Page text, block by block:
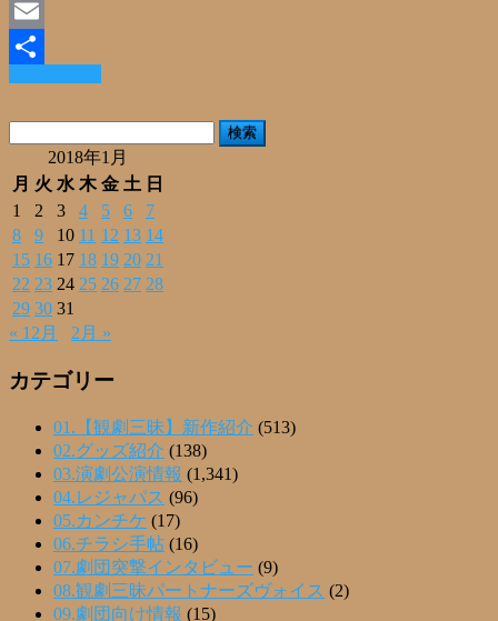
Facebook
Email
共
有
2018年1月
月 火 水 木 金 土 日
1
2 3 4 5 6
7
8
9 10 11 12 13 14
15 16 17 18 19 20 21
22 23 24 25 26 27 28
29 30 31
« 12月
2月 »
カテゴリー
01.【観劇三昧】新作紹介 (513)
02.グッズ紹介 (138)
03.演劇公演情報 (1,341)
04.レジャパス (96)
05.カンチケ (17)
06.チラシ手帖 (16)
07.劇団突撃インタビュー (9)
08.観劇三昧パートナーズヴォイス (2)
09.劇団向け情報 (15)